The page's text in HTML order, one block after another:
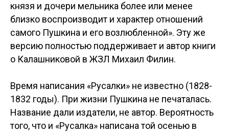
князя и дочери мельника более или менее
близко воспроизводит и характер отношений
самого Пушкина и его возлюбленной». Эту же
версию полностью поддерживает и автор книги
о Калашниковой в ЖЗЛ Михаил Филин.
Время написания «Русалки» не известно (1828-
1832 годы). При жизни Пушкина не печаталась.
Название дали издатели, не автор. Вероятность
того, что и «Русалка» написана той осенью в